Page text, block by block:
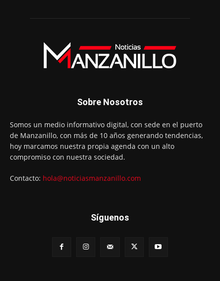
Sobre Nosotros
Somos un medio informativo digital, con sede en el puerto
de Manzanillo, con más de 10 años generando tendencias,
hoy marcamos nuestra propia agenda con un alto
compromiso con nuestra sociedad.
Contacto: hola@noticiasmanzanillo.com
Síguenos